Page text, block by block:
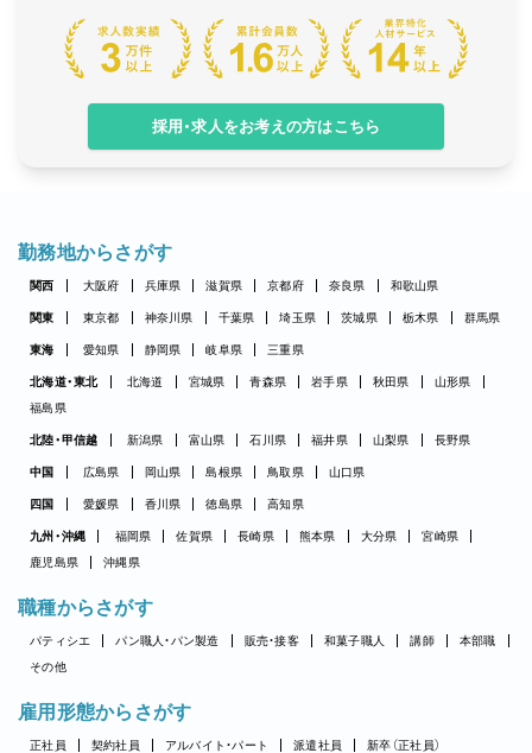
採用・求人をお考えの方はこちら
勤務地からさがす
関西 大阪府 兵庫県 滋賀県 京都府 奈良県 和歌山県
関東 東京都 神奈川県 千葉県 埼玉県 茨城県 栃木県 群馬県
東海 愛知県 静岡県 岐阜県 三重県
北海道・東北 北海道 宮城県 青森県 岩手県 秋田県
山形県
福島県
北陸・甲信越 新潟県 富山県 石川県 福井県 山梨県 長野県
中国 広島県 岡山県 島根県 鳥取県 山口県
四国 愛媛県 香川県 徳島県 高知県
九州・沖縄 福岡県 佐賀県 長崎県 熊本県 大分県
宮崎県
鹿児島県
沖縄県
職種からさがす
パティシエ パン職人・パン製造 販売・接客 和菓子職人 講師
本部職
その他
雇用形態からさがす
正社員 契約社員 アルバイト・パート 派遣社員 新卒（正社員）